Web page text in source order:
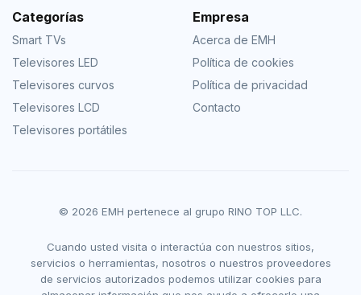
Categorías
Smart TVs
Televisores LED
Televisores curvos
Televisores LCD
Televisores portátiles
Empresa
Acerca de EMH
Política de cookies
Política de privacidad
Contacto
© 2026 EMH pertenece al grupo RINO TOP LLC.
Cuando usted visita o interactúa con nuestros sitios,
servicios o herramientas, nosotros o nuestros proveedores
de servicios autorizados podemos utilizar cookies para